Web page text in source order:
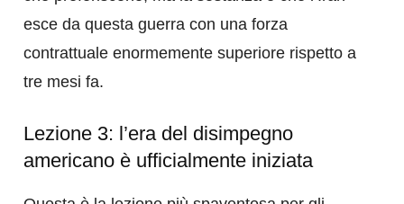
esce da questa guerra con una forza
contrattuale enormemente superiore rispetto a
tre mesi fa.
​Lezione 3: l’era del disimpegno
americano è ufficialmente iniziata